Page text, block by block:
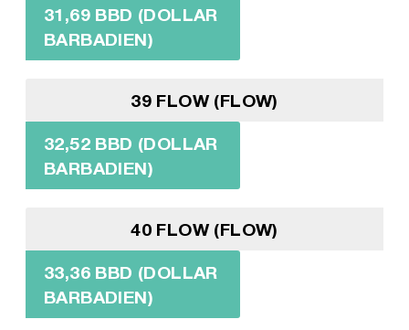
31,69 BBD (DOLLAR
BARBADIEN)
39 FLOW (FLOW)
32,52 BBD (DOLLAR
BARBADIEN)
40 FLOW (FLOW)
33,36 BBD (DOLLAR
BARBADIEN)